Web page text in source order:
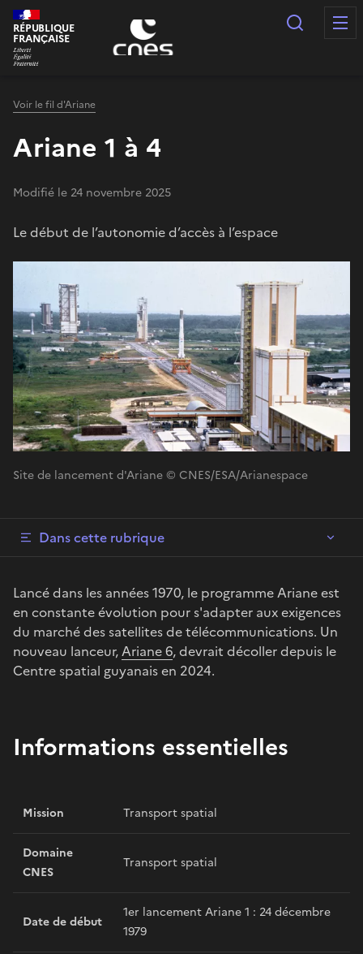
Panneau de gestion des cookies
RÉPUBLIQUE
FRANÇAISE
Voir le fil d'Ariane
Ariane 1 à 4
Modifié le 24 novembre 2025
Le début de l’autonomie d’accès à l’espace
Site de lancement d'Ariane © CNES/ESA/Arianespace
Dans cette rubrique
Lancé dans les années 1970, le programme Ariane est
en constante évolution pour s'adapter aux exigences
du marché des satellites de télécommunications. Un
nouveau lanceur,Ariane 6, devrait décoller depuis le
Centre spatial guyanais en 2024.
Informations essentielles
Mission Transport spatial
Domaine
CNES
Transport spatial
Date de début
1er lancement Ariane 1 : 24 décembre
1979